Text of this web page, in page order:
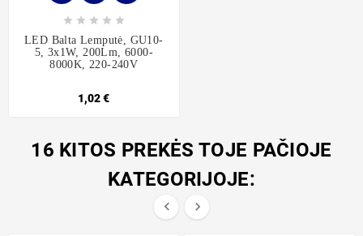
    
LED Balta Lemputė, GU10-
5, 3x1W, 200Lm, 6000-
8000K, 220-240V
1,02 €
16 KITOS PREKĖS TOJE PAČIOJE
KATEGORIJOJE:
 